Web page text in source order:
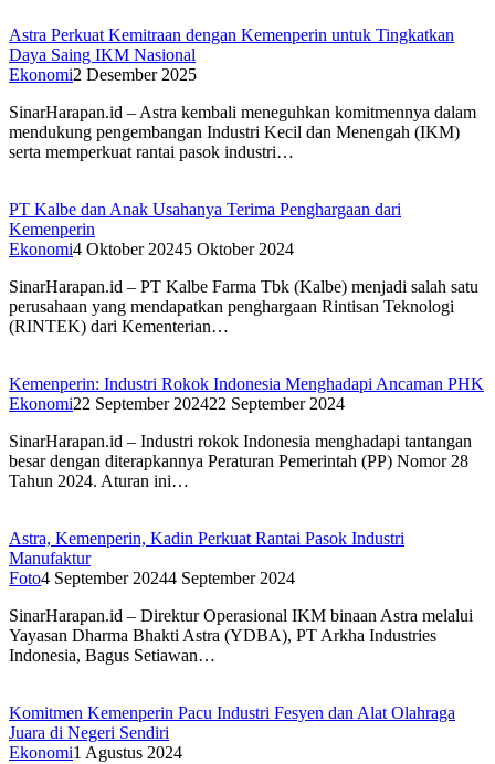
Astra Perkuat Kemitraan dengan Kemenperin untuk Tingkatkan
Daya Saing IKM Nasional
Ekonomi2 Desember 2025
SinarHarapan.id – Astra kembali meneguhkan komitmennya dalam
mendukung pengembangan Industri Kecil dan Menengah (IKM)
serta memperkuat rantai pasok industri…
PT Kalbe dan Anak Usahanya Terima Penghargaan dari
Kemenperin
Ekonomi4 Oktober 20245 Oktober 2024
SinarHarapan.id – PT Kalbe Farma Tbk (Kalbe) menjadi salah satu
perusahaan yang mendapatkan penghargaan Rintisan Teknologi
(RINTEK) dari Kementerian…
Kemenperin: Industri Rokok Indonesia Menghadapi Ancaman PHK
Ekonomi22 September 202422 September 2024
SinarHarapan.id – Industri rokok Indonesia menghadapi tantangan
besar dengan diterapkannya Peraturan Pemerintah (PP) Nomor 28
Tahun 2024. Aturan ini…
Astra, Kemenperin, Kadin Perkuat Rantai Pasok Industri
Manufaktur
Foto4 September 20244 September 2024
SinarHarapan.id – Direktur Operasional IKM binaan Astra melalui
Yayasan Dharma Bhakti Astra (YDBA), PT Arkha Industries
Indonesia, Bagus Setiawan…
Komitmen Kemenperin Pacu Industri Fesyen dan Alat Olahraga
Juara di Negeri Sendiri
Ekonomi1 Agustus 2024